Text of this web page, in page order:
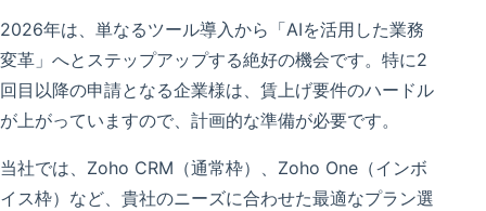
2026年は、単なるツール導入から「AIを活用した業務
変革」へとステップアップする絶好の機会です。特に2
回目以降の申請となる企業様は、賃上げ要件のハードル
が上がっていますので、計画的な準備が必要です。
当社では、Zoho CRM（通常枠）、Zoho One（インボ
イス枠）など、貴社のニーズに合わせた最適なプラン選